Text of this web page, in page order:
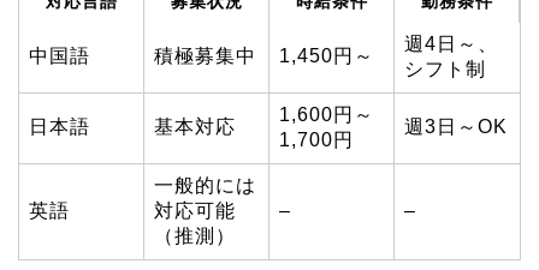
中国語 積極募集中 1,450円～
週4日～、
シフト制
日本語 基本対応
1,600円～
1,700円
週3日～OK
英語
一般的には
対応可能
（推測）
– –